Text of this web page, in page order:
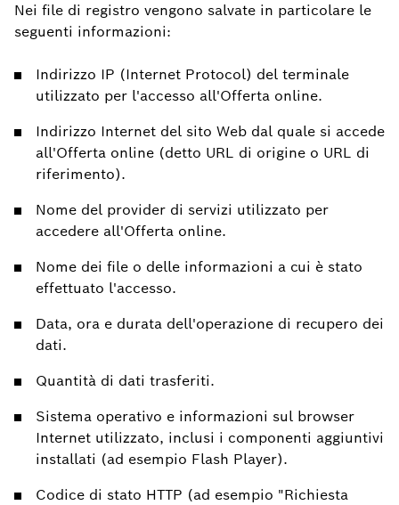
Nei file di registro vengono salvate in particolare le
seguenti informazioni:
Indirizzo IP (Internet Protocol) del terminale
utilizzato per l'accesso all'Offerta online.
Indirizzo Internet del sito Web dal quale si accede
all'Offerta online (detto URL di origine o URL di
riferimento).
Nome del provider di servizi utilizzato per
accedere all'Offerta online.
Nome dei file o delle informazioni a cui è stato
effettuato l'accesso.
Data, ora e durata dell'operazione di recupero dei
dati.
Quantità di dati trasferiti.
Sistema operativo e informazioni sul browser
Internet utilizzato, inclusi i componenti aggiuntivi
installati (ad esempio Flash Player).
Codice di stato HTTP (ad esempio "Richiesta